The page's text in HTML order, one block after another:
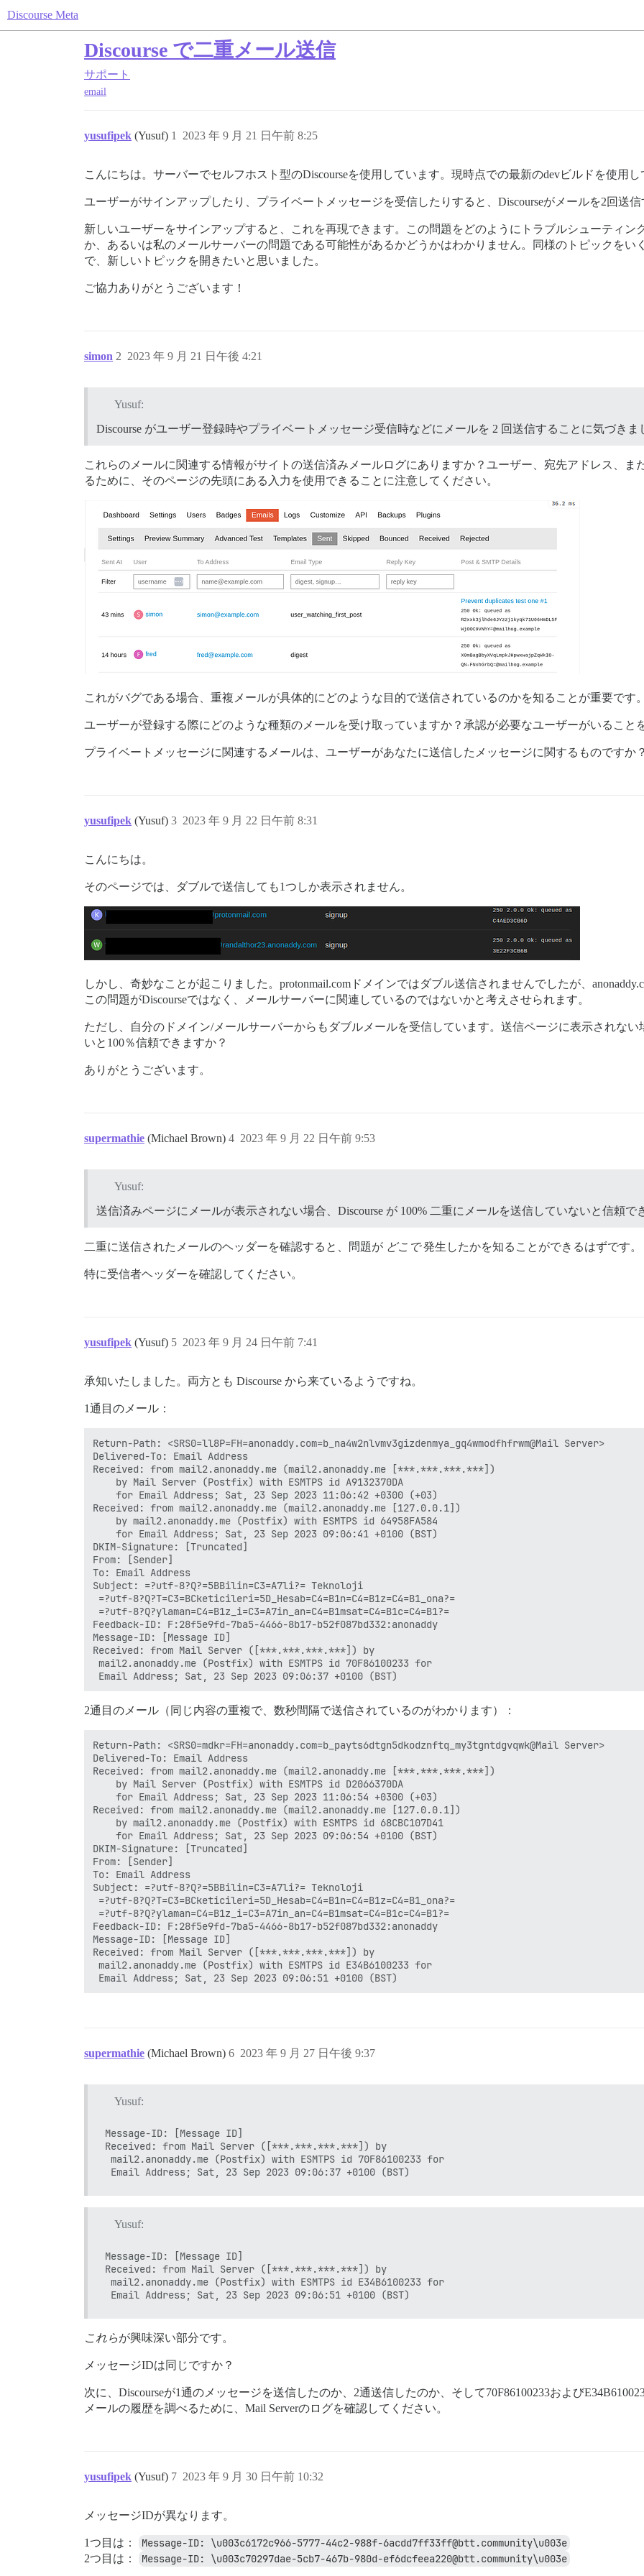
Discourse Meta
Discourse で二重メール送信
サポート
email
yusufipek (Yusuf) 2023 年 9 月 21 日午前 8:25
1
こんにちは。サーバーでセルフホスト型のDiscourseを使用しています。現時点での最新のdevビルドを使用し
ユーザーがサインアップしたり、プライベートメッセージを受信したりすると、Discourseがメールを2回送信
新しいユーザーをサインアップすると、これを再現できます。この問題をどのようにトラブルシューティン
か、あるいは私のメールサーバーの問題である可能性があるかどうかはわかりません。同様のトピックをい
で、新しいトピックを開きたいと思いました。
ご協力ありがとうございます！
simon 2023 年 9 月 21 日午後 4:21
2
Yusuf:
Discourse がユーザー登録時やプライベートメッセージ受信時などにメールを 2 回送信することに気づきま
これらのメールに関連する情報がサイトの送信済みメールログにありますか？ユーザー、宛先アドレス、ま
るために、そのページの先頭にある入力を使用できることに注意してください。
これがバグである場合、重複メールが具体的にどのような目的で送信されているのかを知ることが重要です。
ユーザーが登録する際にどのような種類のメールを受け取っていますか？承認が必要なユーザーがいること
プライベートメッセージに関連するメールは、ユーザーがあなたに送信したメッセージに関するものですか？
yusufipek (Yusuf) 2023 年 9 月 22 日午前 8:31
3
こんにちは。
そのページでは、ダブルで送信しても1つしか表示されません。
しかし、奇妙なことが起こりました。protonmail.comドメインではダブル送信されませんでしたが、
この問題がDiscourseではなく、メールサーバーに関連しているのではないかと考えさせられます。
ただし、自分のドメイン/メールサーバーからもダブルメールを受信しています。送信ページに表示されない
いと100％信頼できますか？
ありがとうございます。
supermathie (Michael Brown) 2023 年 9 月 22 日午前 9:53
4
Yusuf:
送信済みページにメールが表示されない場合、Discourse が 100% 二重にメールを送信していないと信頼で
二重に送信されたメールのヘッダーを確認すると、問題が どこで発生したかを知ることができるはずです。
特に受信者ヘッダーを確認してください。
yusufipek (Yusuf) 2023 年 9 月 24 日午前 7:41
5
承知いたしました。両方とも Discourse から来ているようですね。
1通目のメール：
Return-Path: <SRS0=ll8P=FH=anonaddy.com=b_na4w2nlvmv3gizdenmya_gq4wmodfhfrwm@Mail Server>
Delivered-To: Email Address
Received: from mail2.anonaddy.me (mail2.anonaddy.me [***.***.***.***])
Received: from mail2.anonaddy.me (mail2.anonaddy.me [127.0.0.1])
DKIM-Signature: [Truncated]
From: [Sender]
To: Email Address
Subject: =?utf-8?Q?=5BBilin=C3=A7li?= Teknoloji
=?utf-8?Q?T=C3=BCketicileri=5D_Hesab=C4=B1n=C4=B1z=C4=B1_ona?=
=?utf-8?Q?ylaman=C4=B1z_i=C3=A7in_an=C4=B1msat=C4=B1c=C4=B1?=
Feedback-ID: F:28f5e9fd-7ba5-4466-8b17-b52f087bd332:anonaddy
Message-ID: [Message ID]
Received: from Mail Server ([***.***.***.***]) by
mail2.anonaddy.me (Postfix) with ESMTPS id 70F86100233 for
2通目のメール（同じ内容の重複で、数秒間隔で送信されているのがわかります）：
Return-Path: <SRS0=mdkr=FH=anonaddy.com=b_payts6dtgn5dkodznftq_my3tgntdgvqwk@Mail Server>
Delivered-To: Email Address
Received: from mail2.anonaddy.me (mail2.anonaddy.me [***.***.***.***])
Received: from mail2.anonaddy.me (mail2.anonaddy.me [127.0.0.1])
DKIM-Signature: [Truncated]
From: [Sender]
To: Email Address
Subject: =?utf-8?Q?=5BBilin=C3=A7li?= Teknoloji
=?utf-8?Q?T=C3=BCketicileri=5D_Hesab=C4=B1n=C4=B1z=C4=B1_ona?=
=?utf-8?Q?ylaman=C4=B1z_i=C3=A7in_an=C4=B1msat=C4=B1c=C4=B1?=
Feedback-ID: F:28f5e9fd-7ba5-4466-8b17-b52f087bd332:anonaddy
Message-ID: [Message ID]
Received: from Mail Server ([***.***.***.***]) by
mail2.anonaddy.me (Postfix) with ESMTPS id E34B6100233 for
supermathie (Michael Brown) 2023 年 9 月 27 日午後 9:37
6
Yusuf:
Message-ID: [Message ID]
Received: from Mail Server ([***.***.***.***]) by
mail2.anonaddy.me (Postfix) with ESMTPS id 70F86100233 for
Yusuf:
Message-ID: [Message ID]
Received: from Mail Server ([***.***.***.***]) by
mail2.anonaddy.me (Postfix) with ESMTPS id E34B6100233 for
これらが興味深い部分です。
メッセージIDは同じですか？
次に、Discourseが1通のメッセージを送信したのか、2通送信したのか、そして70F86100233および
メールの履歴を調べるために、Mail Serverのログを確認してください。
yusufipek (Yusuf) 2023 年 9 月 30 日午前 10:32
7
メッセージIDが異なります。
1つ目は： Message-ID: \u003c6172c966-5777-44c2-988f-6acdd7ff33ff@btt.community\u003e
2つ目は： Message-ID: \u003c70297dae-5cb7-467b-980d-ef6dcfeea220@btt.community\u003e